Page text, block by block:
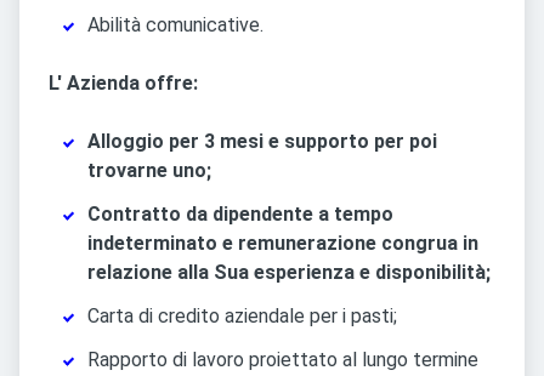
Abilità comunicative.
L' Azienda offre:
Alloggio per 3 mesi e supporto per poi
trovarne uno;
Contratto da dipendente a tempo
indeterminato e remunerazione congrua in
relazione alla Sua esperienza e disponibilità;
Carta di credito aziendale per i pasti;
Rapporto di lavoro proiettato al lungo termine